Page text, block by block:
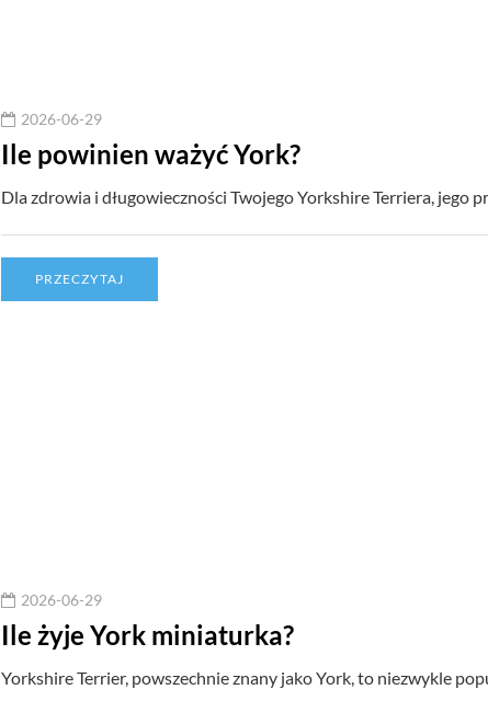
2026-06-29
Ile powinien ważyć York?
Dla zdrowia i długowieczności Twojego Yorkshire Terriera, jego
PRZECZYTAJ
2026-06-29
Ile żyje York miniaturka?
Yorkshire Terrier, powszechnie znany jako York, to niezwykle